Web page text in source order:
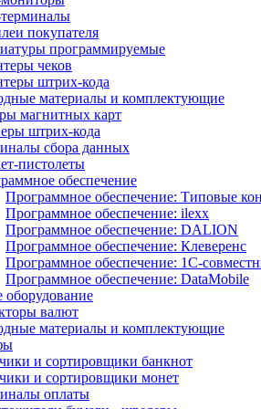
покупателя
программируемые
чеков
штрих-кода
материалы и комплектующие
магнитных карт
штрих-кода
сбора данных
пистолеты
обеспечение
Программное обеспечение: Типовые
Программное обеспечение: ilexx
Программное обеспечение: DALION
Программное обеспечение: Клеверенс
Программное обеспечение: 1С-
Программное обеспечение: DataMobile
оборудование
валют
материалы и комплектующие
и сортировщики банкнот
и сортировщики монет
оплаты